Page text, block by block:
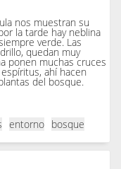
nos muestran su
la tarde hay neblina
verde. Las
quedan muy
ponen muchas cruces
ahí hacen
del bosque.
entorno bosque